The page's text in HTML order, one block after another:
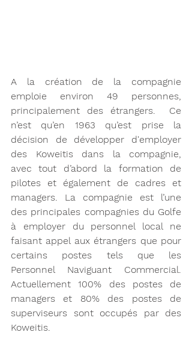
A la création de la compagnie
emploie environ 49 personnes,
principalement des étrangers.  Ce
n’est qu’en 1963 qu’est prise la
décision de développer d'employer
des Koweitis dans la compagnie,
avec tout d’abord la formation de
pilotes et également de cadres et
managers. La compagnie est l’une
des principales compagnies du Golfe
à employer du personnel local ne
faisant appel aux étrangers que pour
certains postes tels que les
Personnel Naviguant Commercial.
Actuellement 100% des postes de
managers et 80% des postes de
superviseurs sont occupés par des
Koweitis.